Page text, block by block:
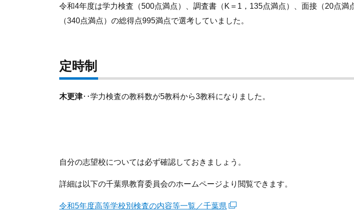
令和4年度は学力検査（500点満点）、調査書（K＝1，135点満点）、面接（20点満
（340点満点）の総得点995満点で選考していました。
定時制
木更津･･学力検査の教科数が5教科から3教科になりました。
自分の志望校については必ず確認しておきましょう。
詳細は以下の千葉県教育委員会のホームページより閲覧できます。
令和5年度高等学校別検査の内容等一覧／千葉県